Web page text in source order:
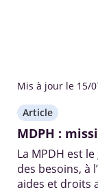
Mis à jour le 15/
Article
MDPH :
La MPDH est
des besoins, à
aides et droits